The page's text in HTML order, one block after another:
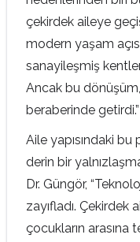
çekirdek aileye
modern yaşam
sanayileşmiş
Ancak bu
beraberinde
Aile yapısındaki
derin bir
Dr. Güngör,
zayıfladı.
çocukların arasına